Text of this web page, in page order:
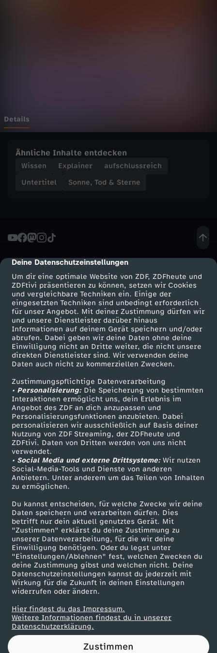
cmp-dialog-description
Deine Datenschutzeinstellungen
Um dir eine optimale Website von ZDF, ZDFheute und
ZDFtivi präsentieren zu können, setzen wir Cookies
und vergleichbare Techniken ein. Einige der
eingesetzten Techniken sind unbedingt erforderlich
für unser Angebot. Mit deiner Zustimmung dürfen wir
und unsere Dienstleister darüber hinaus
Informationen auf deinem Gerät speichern und/oder
abrufen. Dabei geben wir deine Daten ohne deine
Einwilligung nicht an Dritte weiter, die nicht unsere
direkten Dienstleister sind. Wir verwenden deine
Daten auch nicht zu kommerziellen Zwecken.
Zustimmungspflichtige Datenverarbeitung
• Personalisierung:Die Speicherung von bestimmten
Interaktionen ermöglicht uns, dein Erlebnis im
Angebot des ZDF an dich anzupassen und
Personalisierungsfunktionen anzubieten. Dabei
personalisieren wir ausschließlich auf Basis deiner
Nutzung von ZDF Streaming, der ZDFheute und
ZDFtivi. Daten von Dritten werden von uns nicht
verwendet.
• Social Media und externe Drittsysteme:Wir nutzen
Social-Media-Tools und Dienste von anderen
Anbietern. Unter anderem um das Teilen von Inhalten
zu ermöglichen.
Du kannst entscheiden, für welche Zwecke wir deine
Daten speichern und verarbeiten dürfen. Dies
betrifft nur dein aktuell genutztes Gerät. Mit
"Zustimmen" erklärst du deine Zustimmung zu
unserer Datenverarbeitung, für die wir deine
Einwilligung benötigen. Oder du legst unter
"Einstellungen/Ablehnen" fest, welchen Zwecken du
deine Zustimmung gibst und welchen nicht. Deine
Datenschutzeinstellungen kannst du jederzeit mit
Wirkung für die Zukunft in deinen Einstellungen
widerrufen oder ändern.
Hier findest du das Impressum.
Weitere Informationen findest du in unserer
Datenschutzerklärung.
Zustimmen
e
n
K
ö
n
n
e
n
w
i
r
a
u
f
d
e
m
M
a
r
Details
Ähnliche Inhalte entdecken
Wissen Explainer
aufschlussreich
Untertitel
Sonne, Tod & Sterne
Mehr ZDF
ZDF-Apps
Smart TV
ZDFtext
Livestreams
Sendungen A-Z
TV-Programm
Service
ZDFmitreden
Kontakt zum ZDF
Tickets
Zuschauerservice
Hilfe
ZDF Unternehmen
Karriere
ZDF goes Schule
Werbefernsehen
Mainzelmännchen
Partner